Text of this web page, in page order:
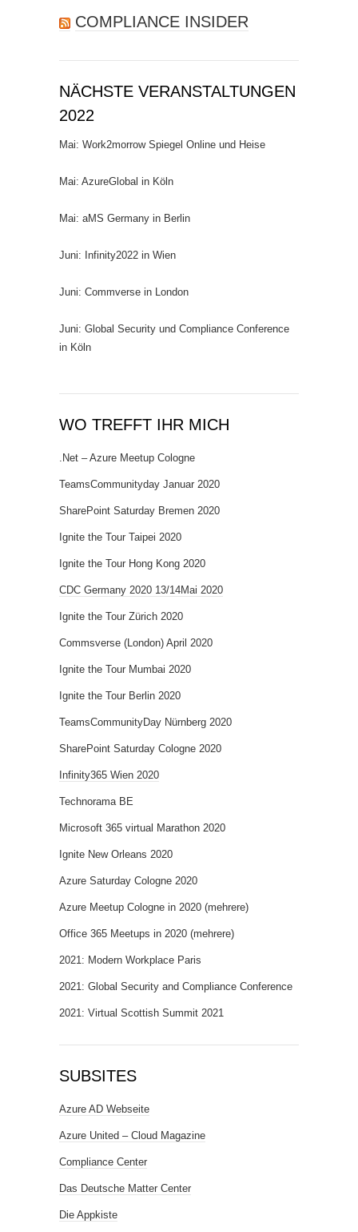
COMPLIANCE INSIDER
NÄCHSTE VERANSTALTUNGEN
2022
Mai: Work2morrow Spiegel Online und Heise
Mai: AzureGlobal in Köln
Mai: aMS Germany in Berlin
Juni: Infinity2022 in Wien
Juni: Commverse in London
Juni: Global Security und Compliance Conference
in Köln
WO TREFFT IHR MICH
.Net – Azure Meetup Cologne
TeamsCommunityday Januar 2020
SharePoint Saturday Bremen 2020
Ignite the Tour Taipei 2020
Ignite the Tour Hong Kong 2020
CDC Germany 2020 13/14Mai 2020
Ignite the Tour Zürich 2020
Commsverse (London) April 2020
Ignite the Tour Mumbai 2020
Ignite the Tour Berlin 2020
TeamsCommunityDay Nürnberg 2020
SharePoint Saturday Cologne 2020
Infinity365 Wien 2020
Technorama BE
Microsoft 365 virtual Marathon 2020
Ignite New Orleans 2020
Azure Saturday Cologne 2020
Azure Meetup Cologne in 2020 (mehrere)
Office 365 Meetups in 2020 (mehrere)
2021: Modern Workplace Paris
2021: Global Security and Compliance Conference
2021: Virtual Scottish Summit 2021
SUBSITES
Azure AD Webseite
Azure United – Cloud Magazine
Compliance Center
Das Deutsche Matter Center
Die Appkiste